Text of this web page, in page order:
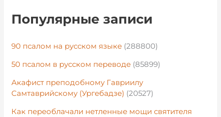
Популярные записи
90 псалом на русском языке (288800)
50 псалом в русском переводе (85899)
Акафист преподобному Гавриилу
Самтаврийскому (Ургебадзе) (20527)
Как переоблачали нетленные мощи святителя